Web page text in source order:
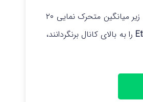
یک مزیت کوچک در بازار به نفع گاوها این است که آنها اجازه نداده اند قیمت به زیر میانگین متحرک نمایی ۲۰
را به بالای کانال برنگردانند،